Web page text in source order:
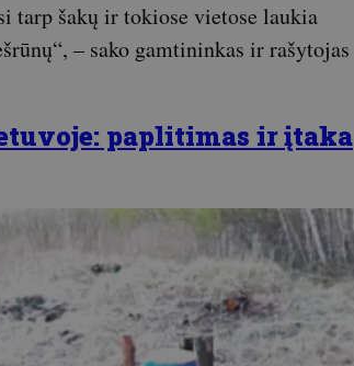
tarp šakų ir tokiose vietose laukia
– sako gamtininkas ir rašytojas
paplitimas ir įtaka